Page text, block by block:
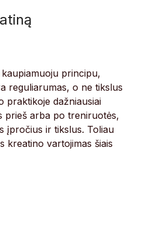
principu,
reguliarumas, o ne tikslus
praktikoje dažniausiai
prieš arba po treniruotės,
įpročius ir tikslus. Toliau
kreatino vartojimas šiais